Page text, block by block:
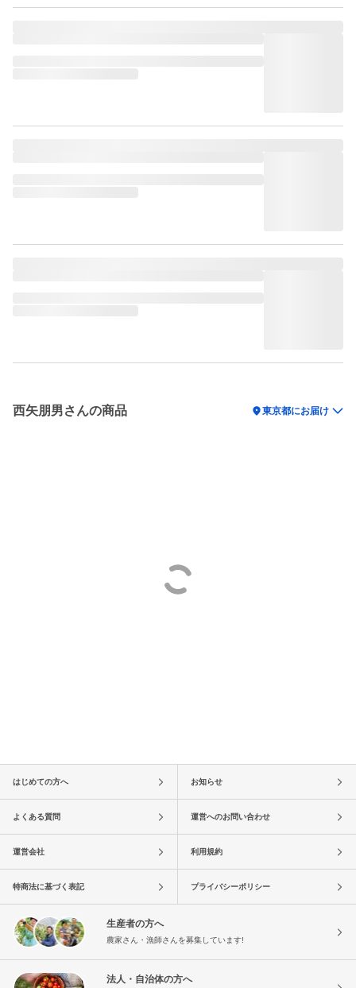
西矢朋男さんの商品 location_on東京都にお届け
はじめての方へ お知らせ
よくある質問 運営へのお問い合わせ
運営会社 利用規約
特商法に基づく表記 プライバシーポリシー
生産者の方へ
農家さん・漁師さんを募集しています!
法人・自治体の方へ